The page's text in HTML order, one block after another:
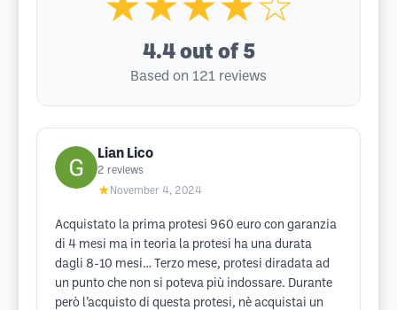
★★★★☆
4.4 out of 5
Based on 121 reviews
Lian Lico
2 reviews
★ November 4, 2024
Acquistato la prima protesi 960 euro con garanzia
di 4 mesi ma in teoria la protesi ha una durata
dagli 8-10 mesi… Terzo mese, protesi diradata ad
un punto che non si poteva più indossare. Durante
però l’acquisto di questa protesi, nè acquistai un